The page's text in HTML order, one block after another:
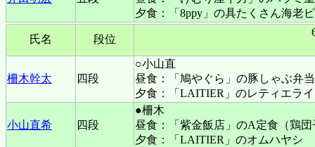
夕食：「8ppy」の具たくさん海老
氏名 段位
柵木幹太 四段
○小山直
昼食：「鳩やぐら」の豚しゃぶ弁
夕食：「LAITIER」のレティエラ
小山直希 四段
●柵木
昼食：「紫金飯店」のA定食（鶏
夕食：「LAITIER」のオムハヤシ